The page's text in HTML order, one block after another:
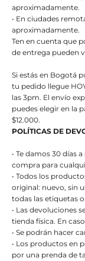
aproximadamente.
• En ciudades
aproximadamente.
Ten en cuenta que
de entrega pueden
Si estás en Bogotá
tu pedido llegue
las 3pm. El envío
puedes elegir en la
$12.000.
POLÍTICAS DE
• Te damos 30 días
compra para
• Todos los
original: nuevo, sin
todas las etiquetas
• Las devoluciones
tienda física. En
• Se podrán hacer
• Los productos en
por una prenda de